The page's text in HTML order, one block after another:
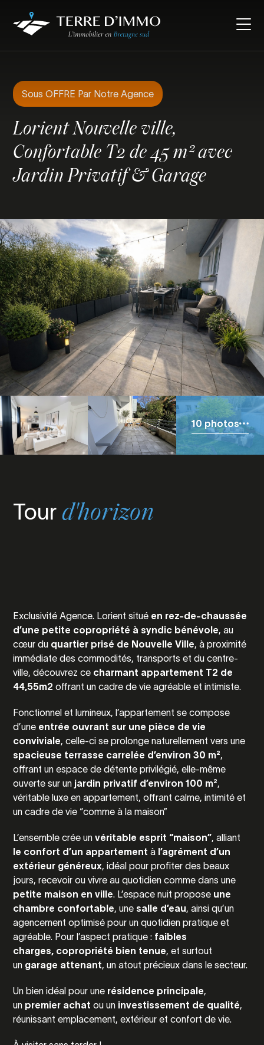
Sous OFFRE Par Notre Agence
Lorient Nouvelle ville,
Confortable T2 de 45 m² avec
Jardin Privatif & Garage
10 photos
Tourd'horizon
Exclusivité Agence. Lorient situé en rez-de-chaussée
d’une petite copropriété à syndic bénévole, au
cœur du quartier prisé de Nouvelle Ville, à proximité
immédiate des commodités, transports et du centre-
ville, découvrez ce charmant appartement T2 de
44,55m2 offrant un cadre de vie agréable et intimiste.
Fonctionnel et lumineux, l’appartement se compose
d’une entrée ouvrant sur une pièce de vie
conviviale, celle-ci se prolonge naturellement vers une
spacieuse terrasse carrelée d’environ 30 m²,
offrant un espace de détente privilégié, elle-même
ouverte sur un jardin privatif d’environ 100 m²,
véritable luxe en appartement, offrant calme, intimité et
un cadre de vie “comme à la maison”
L’ensemble crée unvéritable esprit “maison”, alliant
le confort d’un appartement à l’agrément d’un
extérieur généreux, idéal pour profiter des beaux
jours, recevoir ou vivre au quotidien comme dans une
petite maison en ville. L’espace nuit propose une
chambre confortable, unesalle d’eau, ainsi qu’un
agencement optimisé pour un quotidien pratique et
agréable. Pour l’aspect pratique : faibles
charges, copropriété bien tenue, et surtout
un garage attenant, un atout précieux dans le secteur.
Un bien idéal pour une résidence principale,
un premier achat ou un investissement de qualité,
réunissant emplacement, extérieur et confort de vie.